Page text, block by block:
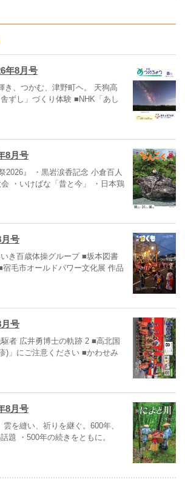
年8月号
き、つかむ、津野町ヘ。 天狗高
ずし」づくり体験 ■NHK「あし
8月号
2026』 ・黒岩涙香記念 小倉百人
・いけばな「昔と今」 ・日本鶏
号
き百歳体操グループ ■坂本図書
毛市オールドパワー文化展 作品
号
駆者 広井勇博士の軌跡 2 ■高北国
)」にご注意ください ■かわせみ
8月号
を縫い、祈りを継ぐ。600年、
題 ・500年の続きをともに。